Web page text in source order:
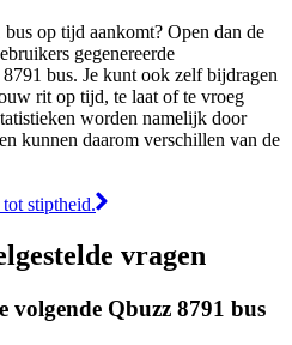
op tijd aankomt? Open dan de
gegenereerde
bus. Je kunt ook zelf bijdragen
rit op tijd, te laat of te vroeg
worden namelijk door
kunnen daarom verschillen van de
stiptheid.
vragen
volgende Qbuzz 8791 bus